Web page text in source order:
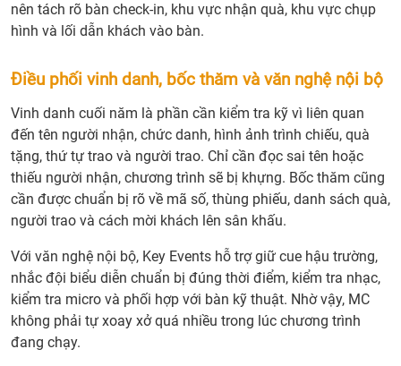
nên tách rõ bàn check-in, khu vực nhận quà, khu vực chụp
hình và lối dẫn khách vào bàn.
Điều phối vinh danh, bốc thăm và văn nghệ nội bộ
Vinh danh cuối năm là phần cần kiểm tra kỹ vì liên quan
đến tên người nhận, chức danh, hình ảnh trình chiếu, quà
tặng, thứ tự trao và người trao. Chỉ cần đọc sai tên hoặc
thiếu người nhận, chương trình sẽ bị khựng. Bốc thăm cũng
cần được chuẩn bị rõ về mã số, thùng phiếu, danh sách quà,
người trao và cách mời khách lên sân khấu.
Với văn nghệ nội bộ, Key Events hỗ trợ giữ cue hậu trường,
nhắc đội biểu diễn chuẩn bị đúng thời điểm, kiểm tra nhạc,
kiểm tra micro và phối hợp với bàn kỹ thuật. Nhờ vậy, MC
không phải tự xoay xở quá nhiều trong lúc chương trình
đang chạy.